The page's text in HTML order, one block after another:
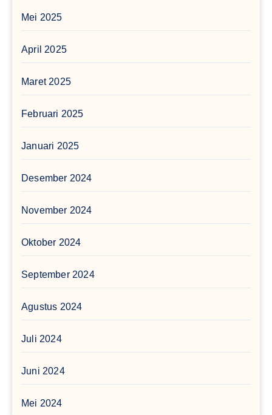
Mei 2025
April 2025
Maret 2025
Februari 2025
Januari 2025
Desember 2024
November 2024
Oktober 2024
September 2024
Agustus 2024
Juli 2024
Juni 2024
Mei 2024